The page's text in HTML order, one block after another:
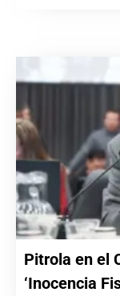
Pitrola en el
‘Inocencia